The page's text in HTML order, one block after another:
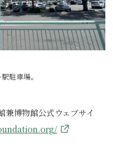
駐車場。
兼博物館公式ウェブサイ